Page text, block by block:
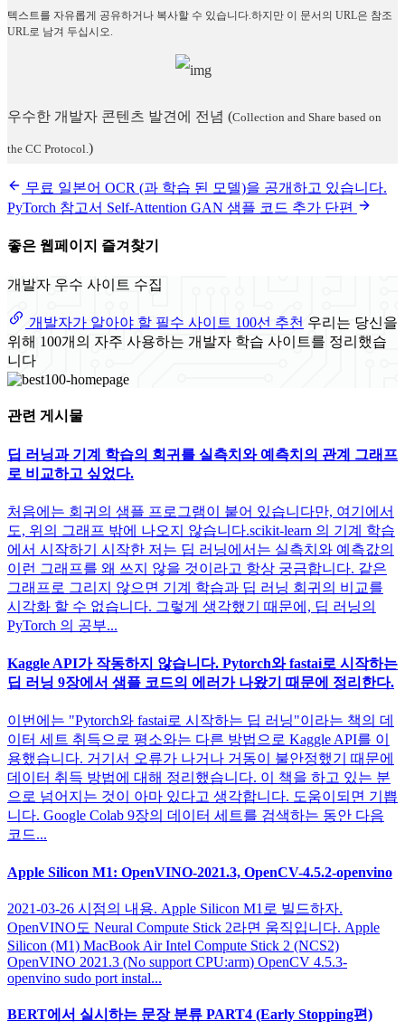
텍스트를 자유롭게 공유하거나 복사할 수 있습니다.하지만 이 문서의 URL은 참조
URL로 남겨 두십시오.
우수한 개발자 콘텐츠 발견에 전념 (Collection and Share based on
the CC Protocol.)
무료 일본어 OCR (과 학습 된 모델)을 공개하고 있습니다.
PyTorch 참고서 Self-Attention GAN 샘플 코드 추가 단편
좋은 웹페이지 즐겨찾기
개발자 우수 사이트 수집
개발자가 알아야 할 필수 사이트 100선 추천 우리는 당신을
위해 100개의 자주 사용하는 개발자 학습 사이트를 정리했습
니다
관련 게시물
딥 러닝과 기계 학습의 회귀를 실측치와 예측치의 관계 그래프
로 비교하고 싶었다.
처음에는 회귀의 샘플 프로그램이 붙어 있습니다만, 여기에서
도, 위의 그래프 밖에 나오지 않습니다.scikit-learn 의 기계 학습
에서 시작하기 시작한 저는 딥 러닝에서는 실측치와 예측값의
이런 그래프를 왜 쓰지 않을 것이라고 항상 궁금합니다. 같은
그래프로 그리지 않으면 기계 학습과 딥 러닝 회귀의 비교를
시각화 할 수 없습니다. 그렇게 생각했기 때문에, 딥 러닝의
PyTorch 의 공부...
Kaggle API가 작동하지 않습니다. Pytorch와 fastai로 시작하는
딥 러닝 9장에서 샘플 코드의 에러가 나왔기 때문에 정리한다.
이번에는 "Pytorch와 fastai로 시작하는 딥 러닝"이라는 책의 데
이터 세트 취득으로 평소와는 다른 방법으로 Kaggle API를 이
용했습니다. 거기서 오류가 나거나 거동이 불안정했기 때문에
데이터 취득 방법에 대해 정리했습니다. 이 책을 하고 있는 분
으로 넘어지는 것이 아마 있다고 생각합니다. 도움이되면 기쁩
니다. Google Colab 9장의 데이터 세트를 검색하는 동안 다음
코드...
Apple Silicon M1: OpenVINO-2021.3, OpenCV-4.5.2-openvino
2021-03-26 시점의 내용. Apple Silicon M1로 빌드하자.
OpenVINO도 Neural Compute Stick 2라면 움직입니다. Apple
Silicon (M1) MacBook Air Intel Compute Stick 2 (NCS2)
OpenVINO 2021.3 (No support CPU:arm) OpenCV 4.5.3-
openvino sudo port instal...
BERT에서 실시하는 문장 분류 PART4 (Early Stopping편)